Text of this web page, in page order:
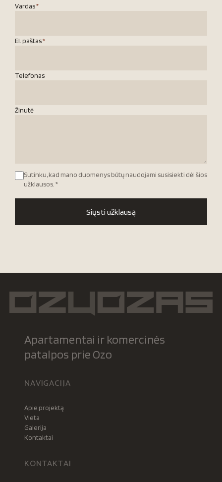
Vardas*
El. paštas*
Telefonas
Žinutė
Sutinku, kad mano duomenys būtų naudojami susisiekti dėl šios
užklausos. *
Siųsti užklausą
Apartamentai ir komercinės
patalpos prie Ozo
NAVIGACIJA
Apie projektą
Vieta
Galerija
Kontaktai
KONTAKTAI